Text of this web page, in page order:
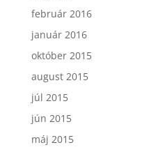
február 2016
január 2016
október 2015
august 2015
júl 2015
jún 2015
máj 2015